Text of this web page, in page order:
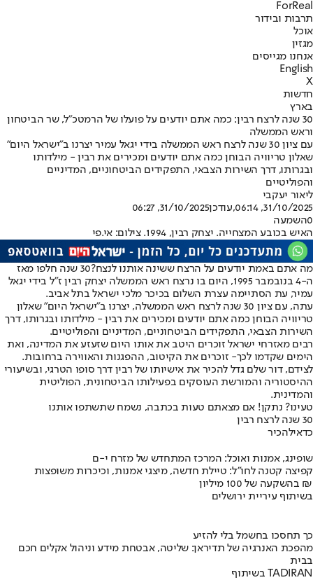
ForReal
תרבות ובידור
אוכל
מגזין
אנחנו מגייסים
English
X
חדשות
בארץ
30 שנה לרצח רבין: כמה אתם יודעים על פועלו של הרמטכ"ל, שר הביטחון
וראש הממשלה
עם ציון 30 שנה לרצח ראש הממשלה בידי יגאל עמיר יצרנו ב"ישראל היום"
שאלון טריוויה הבוחן כמה אתם יודעים ומכירים את רבין - מילדותו
ובגרותו, דרך השירות הצבאי, התפקידים הביטחוניים, המדיניים
והפוליטיים
ליאור יעקבי
31/10/2025, 06:14
,עודכן31/10/2025, 06:27
0השמעה
האיש בכובע המצחייה. יצחק רבין, 1994. צילום: אי.פי
מה אתם באמת יודעים על הרצח ששינה אותנו לנצח?
30 שנה חלפו מאז
ה-4 בנובמבר 1995, היום בו נרצח ראש הממשלה יצחק רבין ז"ל בידי יגאל
עמיר, עת הסתיימה עצרת השלום בכיכר מלכי ישראל בתל אביב.
עתה, עם ציון 30 שנה לרצח ראש הממשלה, יצרנו ב"ישראל היום" שאלון
טריוויה הבוחן כמה אתם יודעים ומכירים את רבין - מילדותו ובגרותו, דרך
השירות הצבאי, התפקידים הביטחוניים, המדיניים והפוליטיים.
רבים מאזרחי ישראל זוכרים היטב את אותו היום שזעזע את המדינה, ואת
הימים שקדמו לכך- זוכרים את הקיטוב, ההפגנות והאווירה ברחובות.
לצידם, דור שלם גדל להכיר את אישיותו של רבין דרך סופו הטרגי, ובשיעורי
ההיסטוריה והמורשת העוסקים בפעילותו הביטחונית, הפוליטית
והמדינית.
טעינו? נתקן! אם מצאתם טעות בכתבה, נשמח שתשתפו אותנו
30 שנה לרצח רבין
כדאילהכיר
שופינג, אמנות ואוכל: המרכז המתחדש של מזרח י-ם
קפיצה קטנה לחו"ל: טיילת חדשה, מיצגי אמנות, וכיכרות משופצות
בהשקעה של 100 מיליון ₪
בשיתוף עיריית ירושלים
כך תחסכו בחשמל בלי להזיע
מהפכת האנרגיה של תדיראן: שליטה, אבטחת מידע וניהול אקלים חכם
בבית
בשיתוף TADIRAN